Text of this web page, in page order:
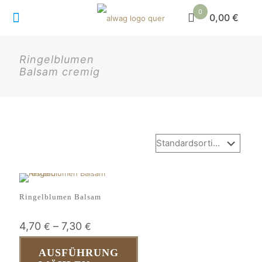
0 0,00 €
Ringelblumen
Balsam cremig
Ringelblumen Balsam
4,70 € – 7,30 €
AUSFÜHRUNG